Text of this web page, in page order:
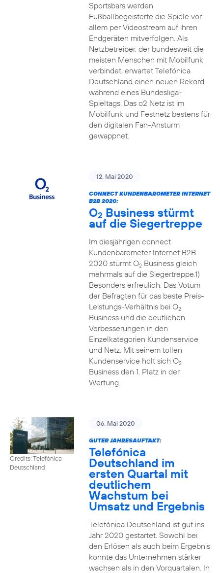
Sportsbars werden
Fußballbegeisterte die Spiele vor
allem per Videostream auf ihren
Endgeräten mitverfolgen. Als
Netzbetreiber, der bundesweit die
meisten Menschen mit Mobilfunk
verbindet, erwartet Telefónica
Deutschland einen neuen Rekord
während eines Bundesliga-
Spieltags. Das o2 Netz ist im
Mobilfunk und Festnetz bestens für
den digitalen Fan-Ansturm
gewappnet.
12. Mai 2020
CONNECT KUNDENBAROMETER INTERNET
B2B 2020:
O2 Business stürmt
auf die Siegertreppe
Im diesjährigen connect
Kundenbarometer Internet B2B
2020 stürmt O2Business gleich
mehrmals auf die Siegertreppe.1)
Besonders erfreulich: Das Votum
der Befragten für das beste Preis-
Leistungs-Verhältnis bei O2
Business und die deutlichen
Verbesserungen in den
Einzelkategorien Kundenservice
und Netz. Mit seinem tollen
Kundenservice holt sich O2
Business den 1. Platz in der
Wertung.
Credits: Telefónica
Deutschland
06. Mai 2020
GUTER JAHRESAUFTAKT:
Telefónica
Deutschland im
ersten Quartal mit
deutlichem
Wachstum bei
Umsatz und Ergebnis
Telefónica Deutschland ist gut ins
Jahr 2020 gestartet. Sowohl bei
den Erlösen als auch beim Ergebnis
konnte das Unternehmen stärker
wachsen als in den Vorquartalen. In